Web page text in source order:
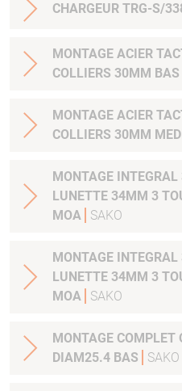
CHARGEUR TRG-S/
MONTAGE ACIER
COLLIERS 30MM
MONTAGE ACIER
COLLIERS 30MM
MONTAGE
LUNETTE 34MM 3
MOA
SAKO
MONTAGE
LUNETTE 34MM 3
MOA
SAKO
MONTAGE
DIAM25.4 BAS
SAKO